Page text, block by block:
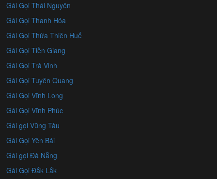
Gái Gọi Thái Nguyên
Gái Gọi Thanh Hóa
Gái Gọi Thừa Thiên Huế
Gái Gọi Tiền Giang
Gái Gọi Trà Vinh
Gái Gọi Tuyên Quang
Gái Gọi Vĩnh Long
Gái Gọi Vĩnh Phúc
Gái gọi Vũng Tàu
Gái Gọi Yên Bái
Gái gọi Đà Nẵng
Gái Gọi Đắk Lắk